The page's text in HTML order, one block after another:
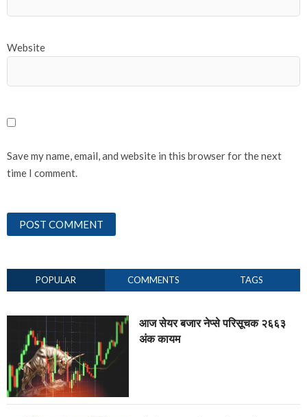
Website
Save my name, email, and website in this browser for the next
time I comment.
POPULAR COMMENTS TAGS
आज सेयर बजार नेप्से परिसूचक २६६३
अंक कायम